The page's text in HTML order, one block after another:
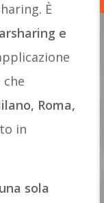
È
e
che
Roma,
in
sola